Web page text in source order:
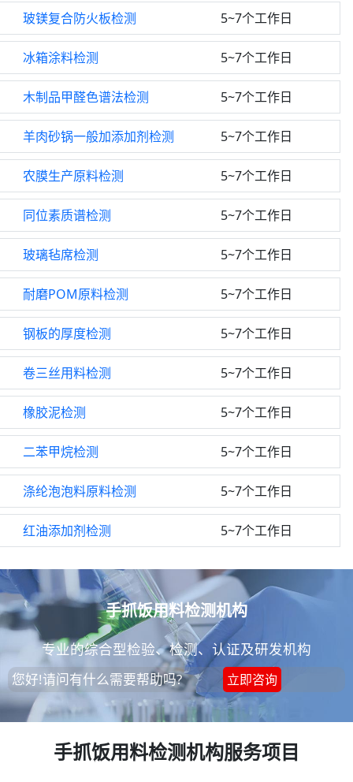
玻镁复合防火板检测 5~7个工作日
冰箱涂料检测 5~7个工作日
木制品甲醛色谱法检测 5~7个工作日
羊肉砂锅一般加添加剂检测 5~7个工作日
农膜生产原料检测 5~7个工作日
同位素质谱检测 5~7个工作日
玻璃毡席检测 5~7个工作日
耐磨POM原料检测 5~7个工作日
钢板的厚度检测 5~7个工作日
卷三丝用料检测 5~7个工作日
橡胶泥检测 5~7个工作日
二苯甲烷检测 5~7个工作日
涤纶泡泡料原料检测 5~7个工作日
红油添加剂检测 5~7个工作日
手抓饭用料检测机构
专业的综合型检验、检测、认证及研发机构
您好!请问有什么需要帮助吗? 立即咨询
手抓饭用料检测机构服务项目